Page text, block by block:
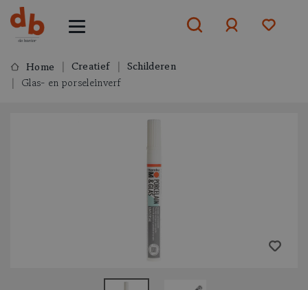
aanmelden
Home Creatief
Schilderen
Glas- en porseleinverf